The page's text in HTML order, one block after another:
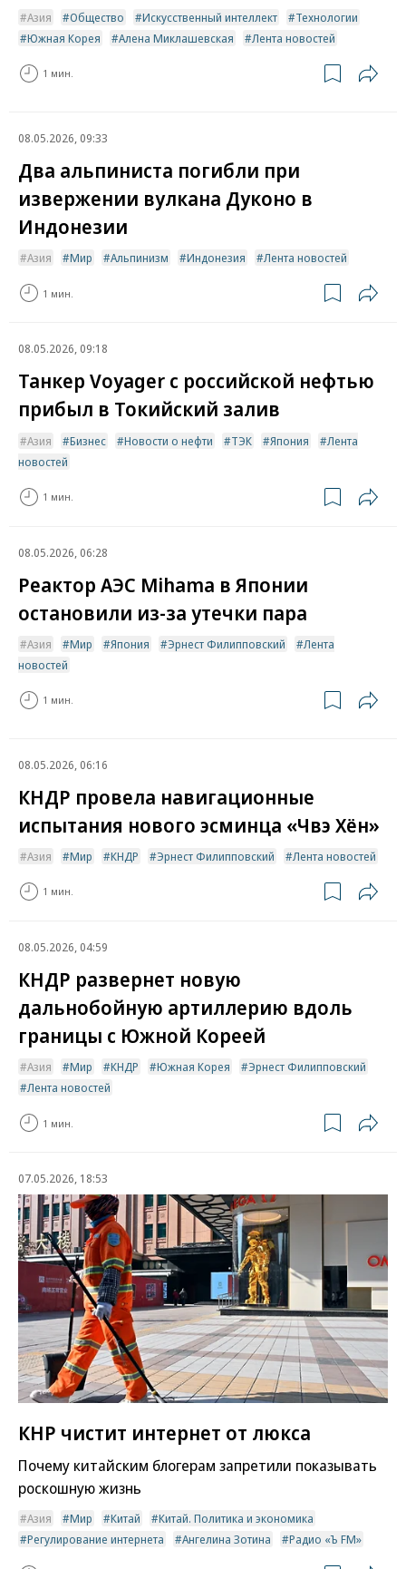
Азия Общество Искусственный интеллект
Технологии
Южная Корея
Алена Миклашевская Лента новостей
1 мин.
08.05.2026, 09:33
Два альпиниста погибли при
извержении вулкана Дуконо в
Индонезии
Азия Мир Альпинизм Индонезия Лента новостей
1 мин.
08.05.2026, 09:18
Танкер Voyager с российской нефтью
прибыл в Токийский залив
Азия Бизнес Новости о нефти ТЭК Япония
Лента
новостей
1 мин.
08.05.2026, 06:28
Реактор АЭС Mihama в Японии
остановили из-за утечки пара
Азия Мир Япония Эрнест Филипповский
Лента
новостей
1 мин.
08.05.2026, 06:16
КНДР провела навигационные
испытания нового эсминца «Чвэ Хён»
Азия Мир КНДР Эрнест Филипповский Лента новостей
1 мин.
08.05.2026, 04:59
КНДР развернет новую
дальнобойную артиллерию вдоль
границы с Южной Кореей
Азия Мир КНДР Южная Корея
Эрнест Филипповский
Лента новостей
1 мин.
07.05.2026, 18:53
КНР чистит интернет от люкса
Почему китайским блогерам запретили показывать
роскошную жизнь
Азия Мир Китай
Китай. Политика и экономика
Регулирование интернета
Ангелина Зотина Радио «Ъ FM»